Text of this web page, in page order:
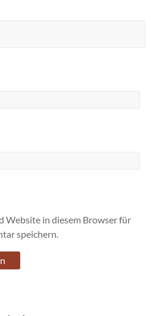
Website in diesem Browser für
speichern.